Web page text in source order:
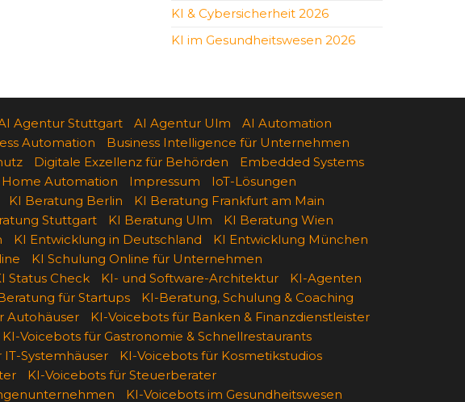
KI & Cybersicherheit 2026
KI im Gesundheitswesen 2026
Agentur Stuttgart AI Agentur Ulm
AI Automation
Automation
Business Intelligence für Unternehmen
Digitale Exzellenz für Behörden
Embedded Systems
Home Automation Impressum
IoT-Lösungen
KI Beratung Berlin
KI Beratung Frankfurt am Main
Stuttgart KI Beratung Ulm
KI Beratung Wien
KI Entwicklung in Deutschland
KI Entwicklung München
KI Schulung Online für Unternehmen
Status Check KI- und Software-Architektur
KI-Agenten
für Startups
KI-Beratung, Schulung & Coaching
Autohäuser
KI-Voicebots für Banken & Finanzdienstleister
KI-Voicebots für Gastronomie & Schnellrestaurants
Systemhäuser
KI-Voicebots für Kosmetikstudios
KI-Voicebots für Steuerberater
KI-Voicebots im Gesundheitswesen